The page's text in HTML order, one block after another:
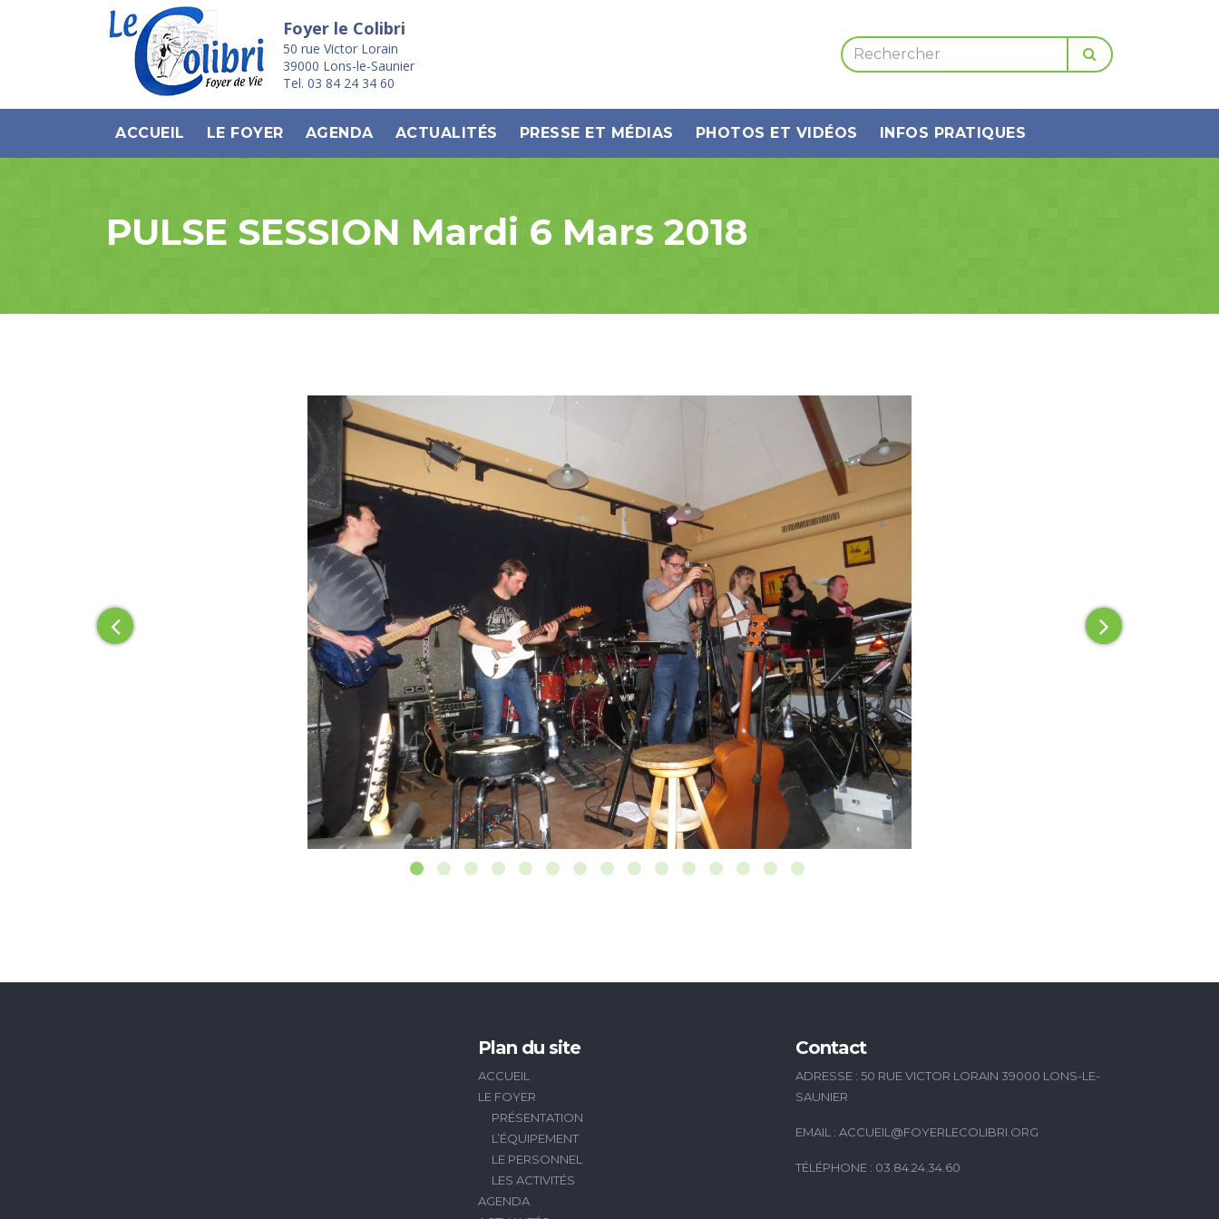
Foyer le Colibri
50 rue Victor Lorain
39000 Lons-le-Saunier
Tel. 03 84 24 34 60
ACCUEIL LE FOYER AGENDA ACTUALITÉS PRESSE ET MÉDIAS PHOTOS ET VIDÉOS INFOS PRATIQUES
PULSE SESSION Mardi 6 Mars 2018
Plan du site
ACCUEIL
LE FOYER
PRÉSENTATION
L’ÉQUIPEMENT
LE PERSONNEL
LES ACTIVITÉS
AGENDA
Contact
ADRESSE : 50 RUE VICTOR LORAIN 39000 LONS-LE-
SAUNIER
EMAIL : ACCUEIL@FOYERLECOLIBRI.ORG
TÉLÉPHONE : 03.84.24.34.60